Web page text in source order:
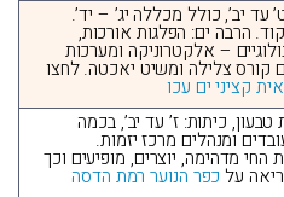
עד יב’, כולל מכללה יג’ – יד’.
הרבה ים: הפלגות אורכות,
– אלקטרוניקה ומערכות
קורס צלילה ומשיט יאכטה. לחצו
קציני ים עכו
כיתות: ז’ עד יב’, בכמה
ומנהלים מרכז יזמות.
החי מדהימה, יוצרים, מופיעים וכך
על כפר הנוער רמת הדסה